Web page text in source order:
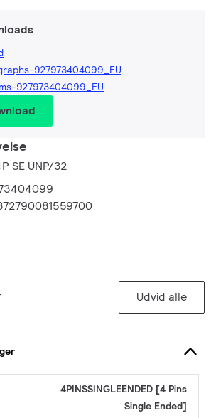
927973404099_EU
927973404099_EU
SE UNP/32
Udvid alle
4PINSSINGLEENDED [4 Pins
Single Ended]